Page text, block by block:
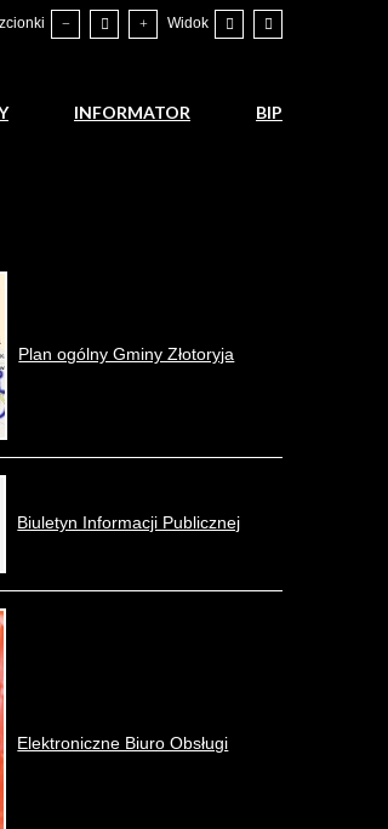
Widok
INFORMATOR BIP
Plan ogólny Gminy Złotoryja
Biuletyn Informacji Publicznej
Elektroniczne Biuro Obsługi